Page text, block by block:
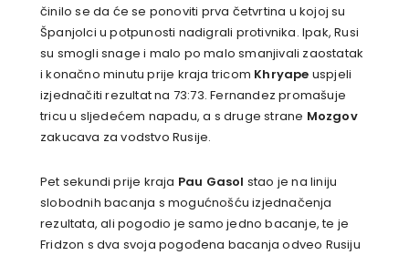
činilo se da će se ponoviti prva četvrtina u kojoj su
Španjolci u potpunosti nadigrali protivnika. Ipak, Rusi
su smogli snage i malo po malo smanjivali zaostatak
i konačno minutu prije kraja tricom Khryape uspjeli
izjednačiti rezultat na 73:73. Fernandez promašuje
tricu u sljedećem napadu, a s druge strane Mozgov
zakucava za vodstvo Rusije.
Pet sekundi prije kraja Pau Gasol stao je na liniju
slobodnih bacanja s mogućnošću izjednačenja
rezultata, ali pogodio je samo jedno bacanje, te je
Fridzon s dva svoja pogođena bacanja odveo Rusiju